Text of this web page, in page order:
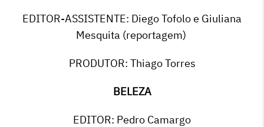
EDITOR-ASSISTENTE: Diego Tofolo e Giuliana
Mesquita (reportagem)
PRODUTOR: Thiago Torres
BELEZA
EDITOR: Pedro Camargo